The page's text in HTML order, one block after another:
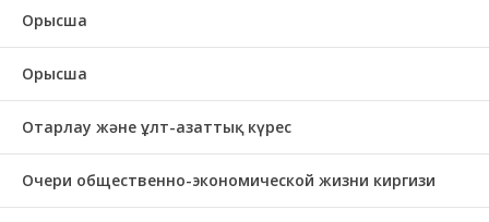
Орысша
Орысша
Отарлау және ұлт-азаттық күрес
Очери общественно-экономической жизни киргизи